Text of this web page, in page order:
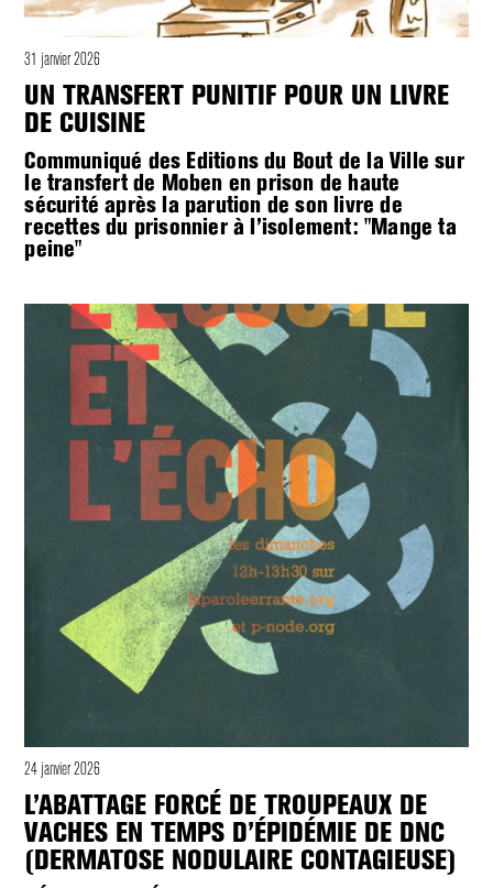
31 janvier 2026
UN TRANSFERT PUNITIF POUR UN LIVRE
DE CUISINE
Communiqué des Editions du Bout de la Ville sur
le transfert de Moben en prison de haute
sécurité après la parution de son livre de
recettes du prisonnier à l’isolement: "Mange ta
peine"
24 janvier 2026
L’ABATTAGE FORCÉ DE TROUPEAUX DE
VACHES EN TEMPS D’ÉPIDÉMIE DE DNC
(DERMATOSE NODULAIRE CONTAGIEUSE)